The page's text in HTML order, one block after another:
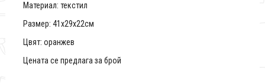
Материал: текстил
Размер: 41x29x22см
Цвят: оранжев
Цената се предлага за брой